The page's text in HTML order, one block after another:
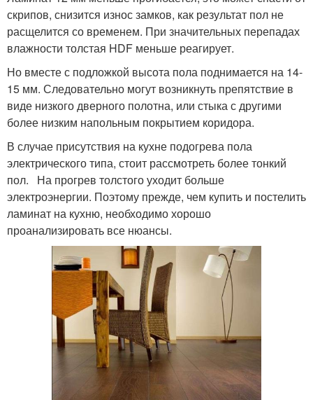
скрипов, снизится износ замков, как результат пол не
расщелится со временем. При значительных перепадах
влажности толстая HDF меньше реагирует.
Но вместе с подложкой высота пола поднимается на 14-
15 мм. Следовательно могут возникнуть препятствие в
виде низкого дверного полотна, или стыка с другими
более низким напольным покрытием коридора.
В случае присутствия на кухне подогрева пола
электрического типа, стоит рассмотреть более тонкий
пол. На прогрев толстого уходит больше
электроэнергии. Поэтому прежде, чем купить и постелить
ламинат на кухню, необходимо хорошо
проанализировать все нюансы.